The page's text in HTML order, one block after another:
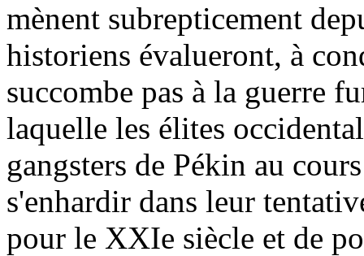
mènent subrepticement
historiens évalueront, à
succombe pas à la guerre
laquelle les élites
gangsters de Pékin au
s'enhardir dans leur
pour le XXIe siècle et de